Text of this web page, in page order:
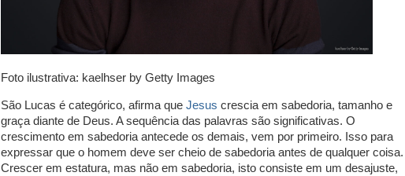
Foto ilustrativa: kaelhser by Getty Images
São Lucas é categórico, afirma que Jesus crescia em sabedoria, tamanho e
graça diante de Deus. A sequência das palavras são significativas. O
crescimento em sabedoria antecede os demais, vem por primeiro. Isso para
expressar que o homem deve ser cheio de sabedoria antes de qualquer coisa.
Crescer em estatura, mas não em sabedoria, isto consiste em um desajuste,